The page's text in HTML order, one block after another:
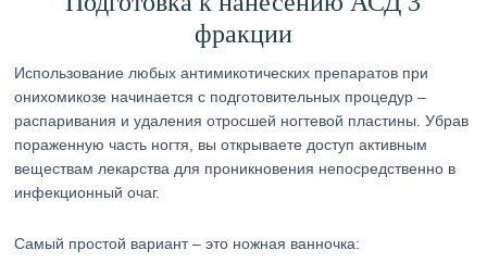
фракции
Использование любых антимикотических препаратов при
онихомикозе начинается с подготовительных процедур –
распаривания и удаления отросшей ногтевой пластины. Убрав
пораженную часть ногтя, вы открываете доступ активным
веществам лекарства для проникновения непосредственно в
инфекционный очаг.
Самый простой вариант – это ножная ванночка: